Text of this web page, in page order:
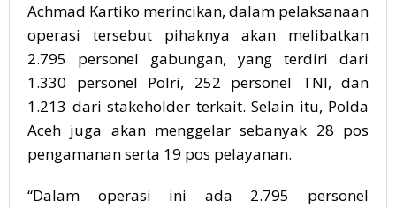
Achmad Kartiko merincikan, dalam pelaksanaan
operasi tersebut pihaknya akan melibatkan
2.795 personel gabungan, yang terdiri dari
1.330 personel Polri, 252 personel TNI, dan
1.213 dari stakeholder terkait. Selain itu, Polda
Aceh juga akan menggelar sebanyak 28 pos
pengamanan serta 19 pos pelayanan.
“Dalam operasi ini ada 2.795 personel